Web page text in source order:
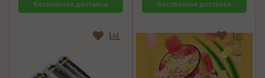
Бесплатная доставка Бесплатная доставка